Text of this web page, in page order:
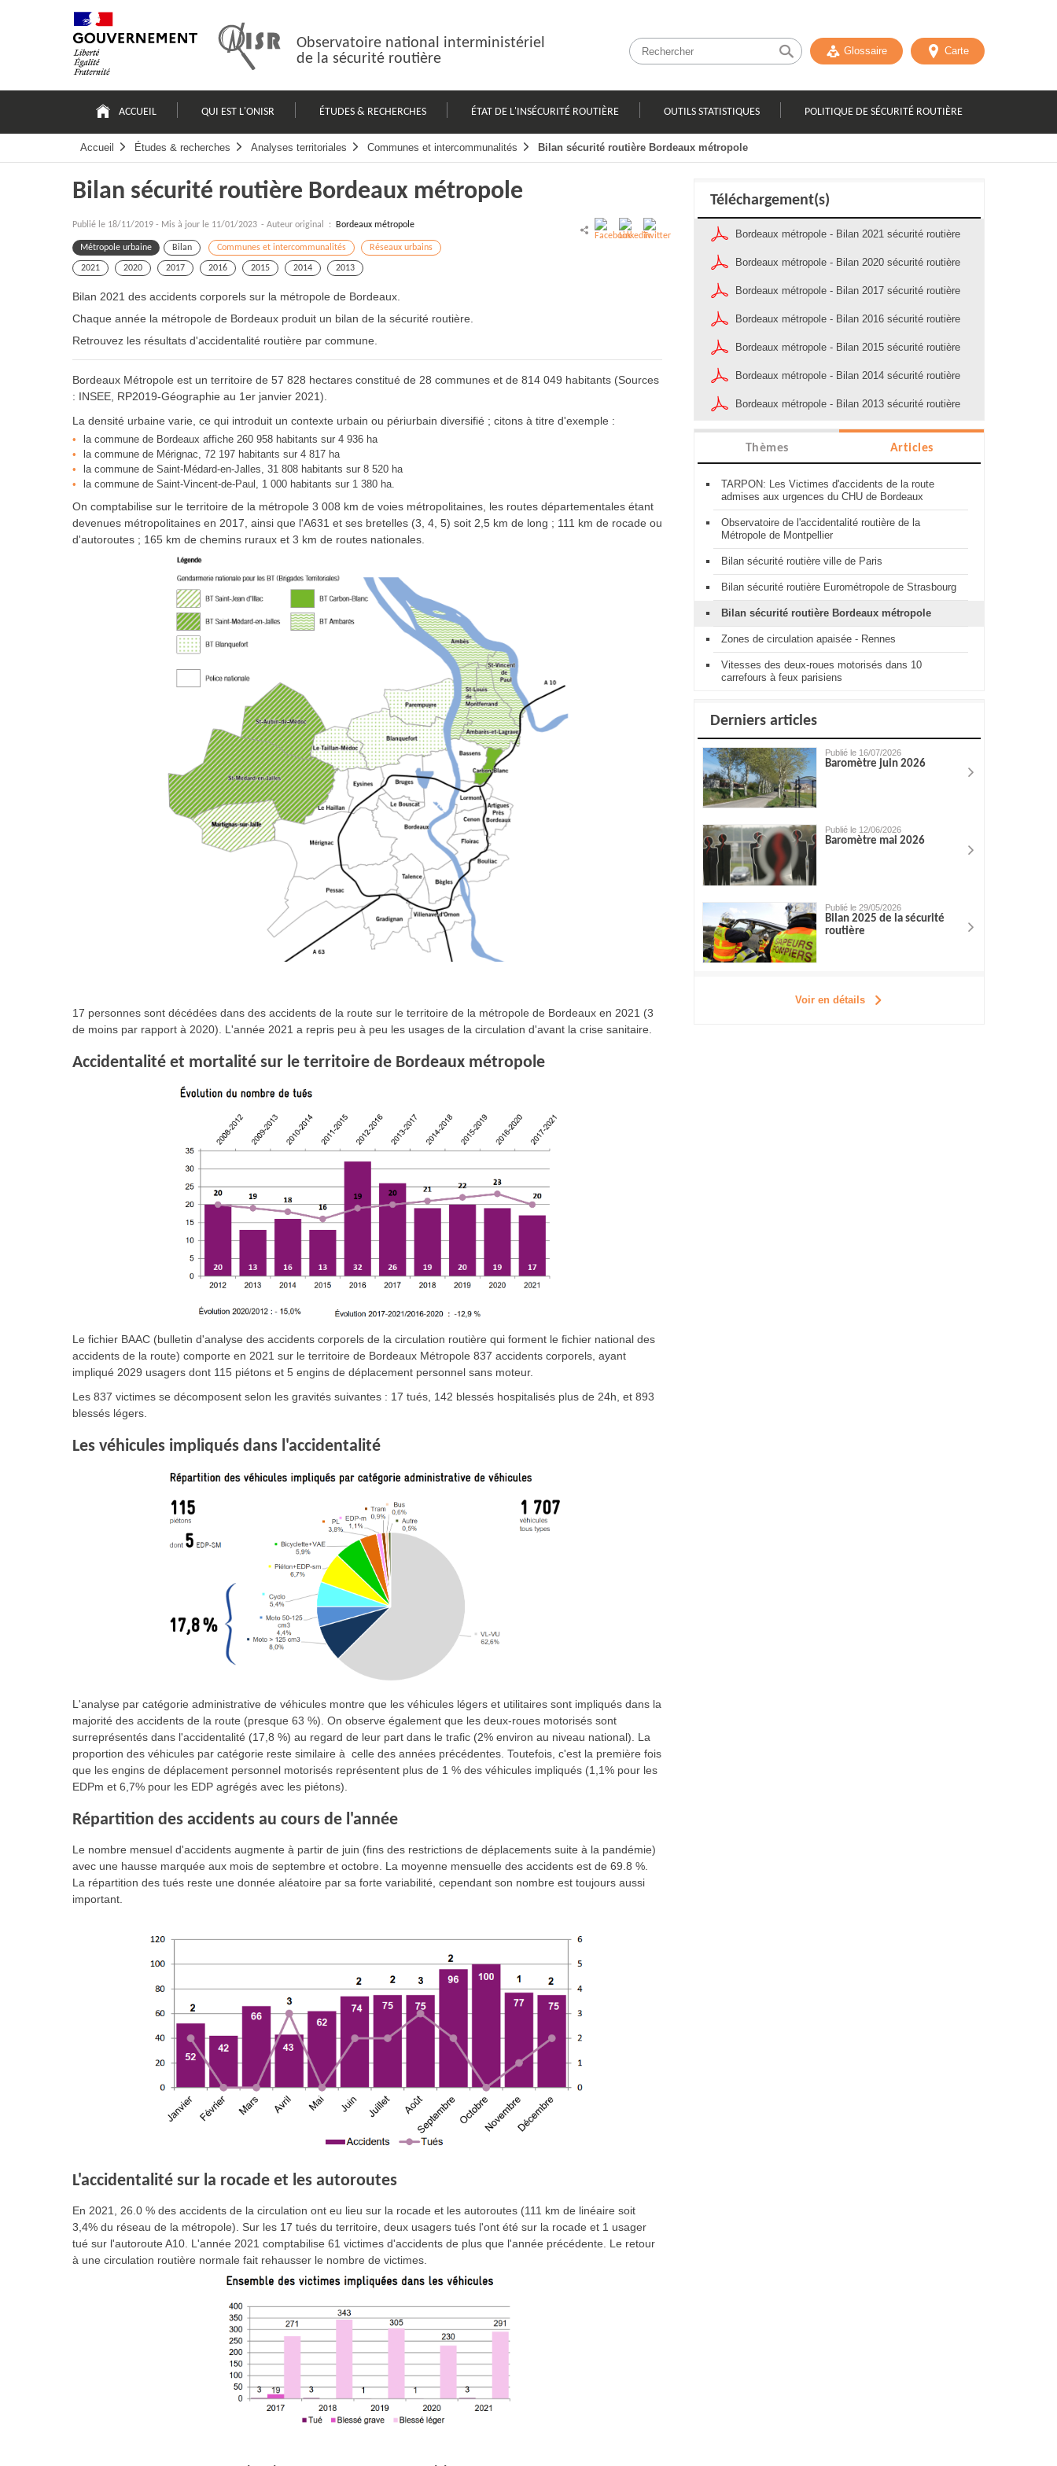
Observatoire national interministériel
de la sécurité routière
Glossaire Carte
principale
ACCUEIL QUI EST L'ONISR ÉTUDES & RECHERCHES ÉTAT DE L'INSÉCURITÉ ROUTIÈRE OUTILS STATISTIQUES POLITIQUE DE SÉCURITÉ ROUTIÈRE
Accueil Études & recherches Analyses territoriales Communes et intercommunalités Bilan sécurité routière Bordeaux métropole
Bilan sécurité routière Bordeaux métropole
Publié le 18/11/2019 - Mis à jour le 11/01/2023 - Auteur original : Bordeaux métropole
Métropole urbaine Bilan Communes et intercommunalités Réseaux urbains
2021 2020 2017 2016 2015 2014 2013
Bilan 2021 des accidents corporels sur la métropole de Bordeaux.
Chaque année la métropole de Bordeaux produit un bilan de la sécurité routière.
Retrouvez les résultats d'accidentalité routière par commune.
Bordeaux Métropole est un territoire de 57 828 hectares constitué de 28 communes et de 814 049 habitants (Sources
: INSEE, RP2019-Géographie au 1er janvier 2021).
La densité urbaine varie, ce qui introduit un contexte urbain ou périurbain diversifié ; citons à titre d'exemple :
la commune de Bordeaux affiche 260 958 habitants sur 4 936 ha
la commune de Mérignac, 72 197 habitants sur 4 817 ha
la commune de Saint-Médard-en-Jalles, 31 808 habitants sur 8 520 ha
la commune de Saint-Vincent-de-Paul, 1 000 habitants sur 1 380 ha.
On comptabilise sur le territoire de la métropole 3 008 km de voies métropolitaines, les routes départementales étant
devenues métropolitaines en 2017, ainsi que l'A631 et ses bretelles (3, 4, 5) soit 2,5 km de long ; 111 km de rocade ou
d'autoroutes ; 165 km de chemins ruraux et 3 km de routes nationales.
17 personnes sont décédées dans des accidents de la route sur le territoire de la métropole de Bordeaux en 2021 (3
de moins par rapport à 2020). L'année 2021 a repris peu à peu les usages de la circulation d'avant la crise sanitaire.
Accidentalité et mortalité sur le territoire de Bordeaux métropole
Le fichier BAAC (bulletin d'analyse des accidents corporels de la circulation routière qui forment le fichier national des
accidents de la route) comporte en 2021 sur le territoire de Bordeaux Métropole 837 accidents corporels, ayant
impliqué 2029 usagers dont 115 piétons et 5 engins de déplacement personnel sans moteur.
Les 837 victimes se décomposent selon les gravités suivantes : 17 tués, 142 blessés hospitalisés plus de 24h, et 893
blessés légers.
Les véhicules impliqués dans l'accidentalité
L'analyse par catégorie administrative de véhicules montre que les véhicules légers et utilitaires sont impliqués dans la
majorité des accidents de la route (presque 63 %). On observe également que les deux-roues motorisés sont
surreprésentés dans l'accidentalité (17,8 %) au regard de leur part dans le trafic (2% environ au niveau national). La
proportion des véhicules par catégorie reste similaire à celle des années précédentes. Toutefois, c'est la première fois
que les engins de déplacement personnel motorisés représentent plus de 1 % des véhicules impliqués (1,1% pour les
EDPm et 6,7% pour les EDP agrégés avec les piétons).
Répartition des accidents au cours de l'année
Le nombre mensuel d'accidents augmente à partir de juin (fins des restrictions de déplacements suite à la pandémie)
avec une hausse marquée aux mois de septembre et octobre. La moyenne mensuelle des accidents est de 69.8 %.
La répartition des tués reste une donnée aléatoire par sa forte variabilité, cependant son nombre est toujours aussi
important.
L'accidentalité sur la rocade et les autoroutes
En 2021, 26.0 % des accidents de la circulation ont eu lieu sur la rocade et les autoroutes (111 km de linéaire soit
3,4% du réseau de la métropole). Sur les 17 tués du territoire, deux usagers tués l'ont été sur la rocade et 1 usager
tué sur l'autoroute A10. L'année 2021 comptabilise 61 victimes d'accidents de plus que l'année précédente. Le retour
à une circulation routière normale fait rehausser le nombre de victimes.
Téléchargement(s)
Bordeaux métropole - Bilan 2021 sécurité routière
Bordeaux métropole - Bilan 2020 sécurité routière
Bordeaux métropole - Bilan 2017 sécurité routière
Bordeaux métropole - Bilan 2016 sécurité routière
Bordeaux métropole - Bilan 2015 sécurité routière
Bordeaux métropole - Bilan 2014 sécurité routière
Bordeaux métropole - Bilan 2013 sécurité routière
Thèmes Articles
TARPON: Les Victimes d'accidents de la route
admises aux urgences du CHU de Bordeaux
Observatoire de l'accidentalité routière de la
Métropole de Montpellier
Bilan sécurité routière ville de Paris
Bilan sécurité routière Eurométropole de Strasbourg
Bilan sécurité routière Bordeaux métropole
Zones de circulation apaisée - Rennes
Vitesses des deux-roues motorisés dans 10
carrefours à feux parisiens
Derniers articles
Publié le 16/07/2026
Baromètre juin 2026
Publié le 12/06/2026
Baromètre mai 2026
Publié le 29/05/2026
Bilan 2025 de la sécurité
routière
Voir en détails